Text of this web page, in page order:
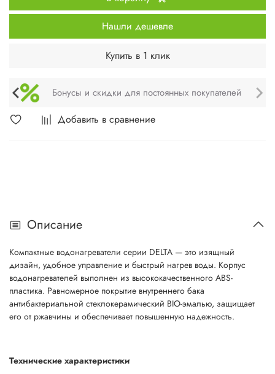
Добавить в сравнение
Нашли дешевле
Купить в 1 клик
Техническое обслуживание и монтаж
Описание
Компактные водонагреватели серии DELTA — это изящный
дизайн, удобное управление и быстрый нагрев воды. Корпус
водонагревателей выполнен из высококачественного ABS-
пластика. Равномерное покрытие внутреннего бака
антибактериальной стеклокерамический BIO-эмалью, защищает
его от ржавчины и обеспечивает повышенную надежность.
Технические характеристики